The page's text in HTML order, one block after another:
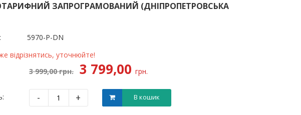
ЗАПРОГРАМОВАНИЙ (ДНІПРОПЕТРОВСЬКА
5970-Р-DN
відрізнятись, уточнюйте!
3 999,00 грн. 3 799,00 грн.
- + В кошик